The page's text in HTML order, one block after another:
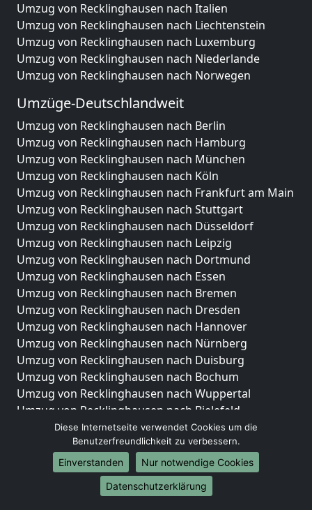
Umzug von Recklinghausen nach Italien
Umzug von Recklinghausen nach Liechtenstein
Umzug von Recklinghausen nach Luxemburg
Umzug von Recklinghausen nach Niederlande
Umzug von Recklinghausen nach Norwegen
Umzüge-Deutschlandweit
Umzug von Recklinghausen nach Berlin
Umzug von Recklinghausen nach Hamburg
Umzug von Recklinghausen nach München
Umzug von Recklinghausen nach Köln
Umzug von Recklinghausen nach Frankfurt am Main
Umzug von Recklinghausen nach Stuttgart
Umzug von Recklinghausen nach Düsseldorf
Umzug von Recklinghausen nach Leipzig
Umzug von Recklinghausen nach Dortmund
Umzug von Recklinghausen nach Essen
Umzug von Recklinghausen nach Bremen
Umzug von Recklinghausen nach Dresden
Umzug von Recklinghausen nach Hannover
Umzug von Recklinghausen nach Nürnberg
Umzug von Recklinghausen nach Duisburg
Umzug von Recklinghausen nach Bochum
Umzug von Recklinghausen nach Wuppertal
Umzug von Recklinghausen nach Bielefeld
Umzug von Recklinghausen nach Bonn
Umzug von Recklinghausen nach Münster
Internationale-Umzüge
Umzug von Recklinghausen nach Brasilien
Diese Internetseite verwendet Cookies um die
Benutzerfreundlichkeit zu verbessern.
Einverstanden
Nur notwendige Cookies
Datenschutzerklärung